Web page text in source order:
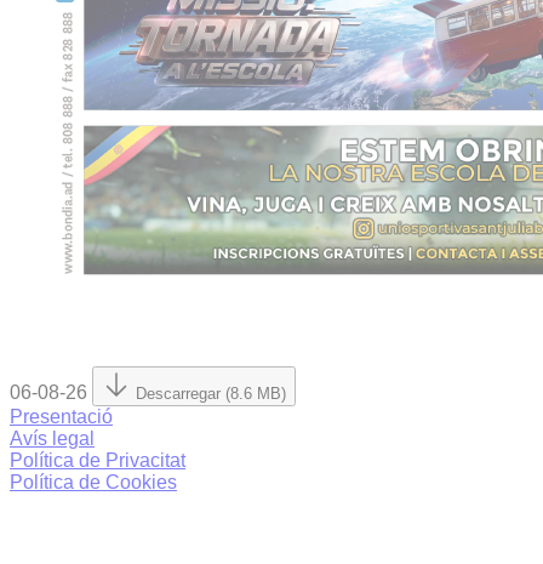
06-08-26 Descarregar (8.6 MB)
Presentació
Avís legal
Política de Privacitat
Política de Cookies